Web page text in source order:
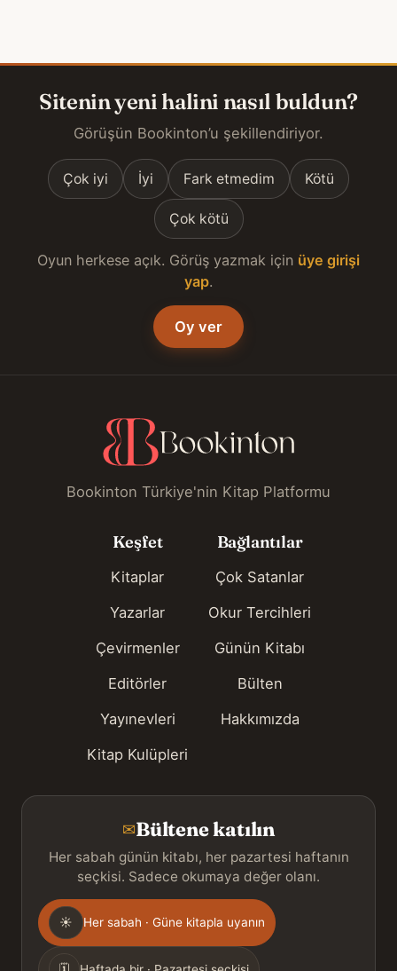
Sitenin yeni halini nasıl buldun?
Görüşün Bookinton’u şekillendiriyor.
Çok iyi İyi Fark etmedim Kötü
Çok kötü
Oyun herkese açık. Görüş yazmak için üye girişi
yap.
Oy ver
Bookinton Türkiye'nin Kitap Platformu
Keşfet
Kitaplar
Yazarlar
Çevirmenler
Editörler
Yayınevleri
Kitap Kulüpleri
Bağlantılar
Çok Satanlar
Okur Tercihleri
Günün Kitabı
Bülten
Hakkımızda
✉Bültene katılın
Her sabah günün kitabı, her pazartesi haftanın
seçkisi. Sadece okumaya değer olanı.
Gönderim
sıklığı
☀ Her sabah · Güne kitapla uyanın